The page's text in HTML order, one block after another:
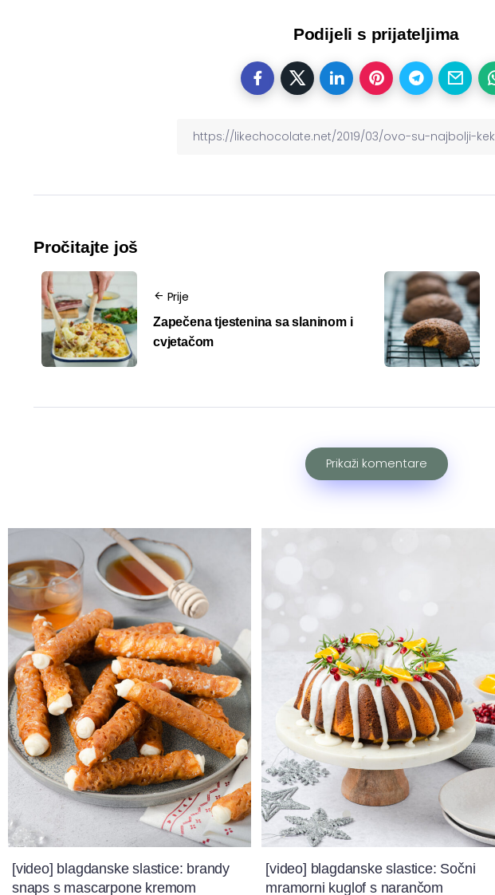
Podijeli s prijateljima
Pročitajte još
Prije
Zapečena tjestenina sa slaninom i
cvjetačom
Prikaži komentare
[video] blagdanske slastice: brandy
snaps s mascarpone kremom
[video] blagdanske slastice: Sočni
mramorni kuglof s narančom